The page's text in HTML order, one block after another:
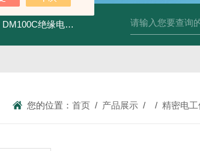
DM100C绝缘电阻测试仪 DM50C绝缘电阻测试仪
您的位置： 首页 / 产品展示 / / 精密电